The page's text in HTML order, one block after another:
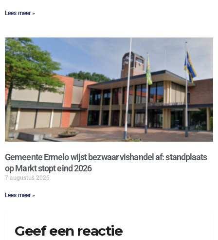
Lees meer »
Gemeente Ermelo wijst bezwaar vishandel af: standplaats
op Markt stopt eind 2026
7 augustus 2026
Lees meer »
Geef een reactie